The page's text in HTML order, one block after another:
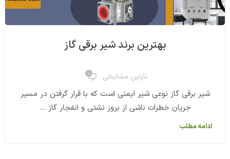
بهترین برند شیر برقی گاز
نازنین مشایخی 0
شیر برقی گاز نوعی شیر ایمنی است که با قرار گرفتن در مسیر
جریان خطرات ناشی از بروز نشتی و انفجار گاز ...
ادامه مطلب